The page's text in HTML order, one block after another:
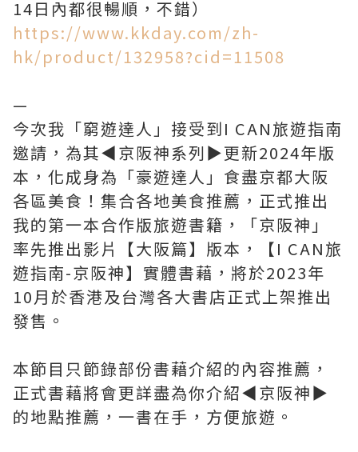
https://www.kkday.com/zh-
hk/product/132958?cid=11508
—
今次我「窮遊達人」接受到I CAN旅遊指南
邀請，為其◀︎京阪神系列▶︎更新2024年版
本，化成身為「豪遊達人」食盡京都大阪
各區美食！集合各地美食推薦，正式推出
我的第一本合作版旅遊書籍，「京阪神」
率先推出影片【大阪篇】版本，【I CAN旅
遊指南-京阪神】實體書藉，將於2023年
10月於香港及台灣各大書店正式上架推出
發售。
本節目只節錄部份書藉介紹的內容推薦，
正式書藉將會更詳盡為你介紹◀︎京阪神▶︎
的地點推薦，一書在手，方便旅遊。